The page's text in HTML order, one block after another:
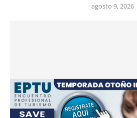
agosto 9, 2026